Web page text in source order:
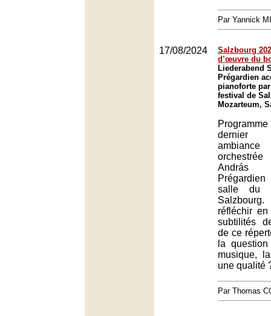
Par Yannick
17/08/2024
Salzbourg
d’œuvre du
Liederabend
Prégardien
pianoforte
festival de
Mozarteum,
dernier
András
salle du
réfléchir
subtilités
de ce
la
musique,
une qualité
Par Thomas